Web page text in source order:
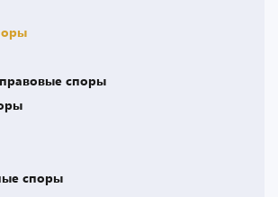
споры
споры